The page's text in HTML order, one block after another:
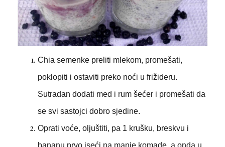
Chia semenke preliti mlekom, promešati,
poklopiti i ostaviti preko noći u frižideru.
Sutradan dodati med i rum šećer i promešati da
se svi sastojci dobro sjedine.
Oprati voće, oljuštiti, pa 1 krušku, breskvu i
bananu prvo iseći na manje komade, a onda u